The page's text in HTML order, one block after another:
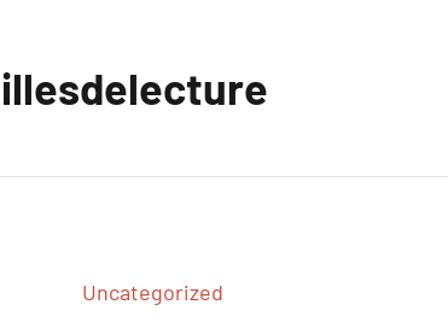
Uncategorized